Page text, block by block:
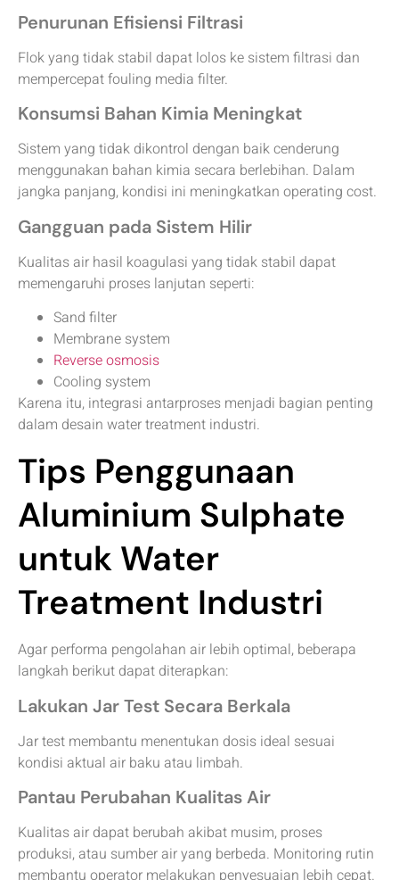
Penurunan Efisiensi Filtrasi
Flok yang tidak stabil dapat lolos ke sistem filtrasi dan
mempercepat fouling media filter.
Konsumsi Bahan Kimia Meningkat
Sistem yang tidak dikontrol dengan baik cenderung
menggunakan bahan kimia secara berlebihan. Dalam
jangka panjang, kondisi ini meningkatkan operating cost.
Gangguan pada Sistem Hilir
Kualitas air hasil koagulasi yang tidak stabil dapat
memengaruhi proses lanjutan seperti:
Sand filter
Membrane system
Reverse osmosis
Cooling system
Karena itu, integrasi antarproses menjadi bagian penting
dalam desain water treatment industri.
Tips Penggunaan
Aluminium Sulphate
untuk Water
Treatment Industri
Agar performa pengolahan air lebih optimal, beberapa
langkah berikut dapat diterapkan:
Lakukan Jar Test Secara Berkala
Jar test membantu menentukan dosis ideal sesuai
kondisi aktual air baku atau limbah.
Pantau Perubahan Kualitas Air
Kualitas air dapat berubah akibat musim, proses
produksi, atau sumber air yang berbeda. Monitoring rutin
membantu operator melakukan penyesuaian lebih cepat.